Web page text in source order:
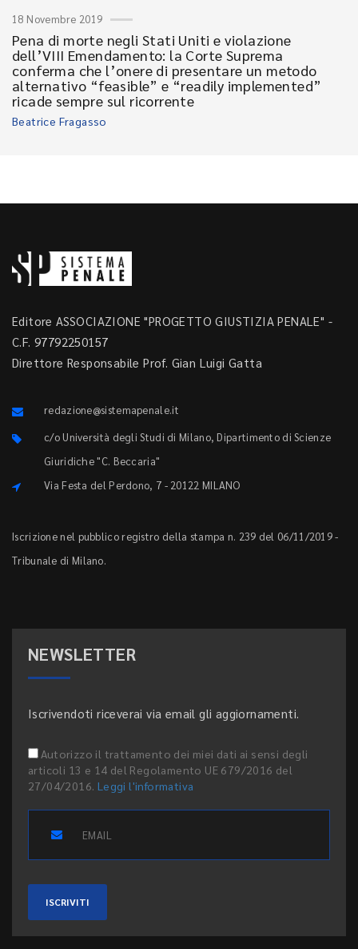
18 Novembre 2019
Pena di morte negli Stati Uniti e violazione
dell’VIII Emendamento: la Corte Suprema
conferma che l’onere di presentare un metodo
alternativo “feasible” e “readily implemented”
ricade sempre sul ricorrente
Beatrice Fragasso
Editore ASSOCIAZIONE "PROGETTO GIUSTIZIA PENALE" -
C.F. 97792250157
Direttore Responsabile Prof. Gian Luigi Gatta
redazione@sistemapenale.it
c/o Università degli Studi di Milano, Dipartimento di Scienze
Giuridiche "C. Beccaria"
Via Festa del Perdono, 7 - 20122 MILANO
Iscrizione nel pubblico registro della stampa n. 239 del 06/11/2019 -
Tribunale di Milano.
NEWSLETTER
Iscrivendoti riceverai via email gli aggiornamenti.
Autorizzo il trattamento dei miei dati ai sensi degli
articoli 13 e 14 del Regolamento UE 679/2016 del
27/04/2016. Leggi l'informativa
ISCRIVITI